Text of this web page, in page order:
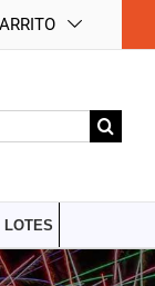
LOTES